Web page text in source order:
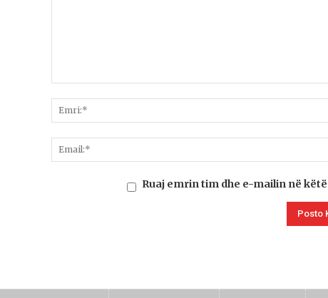
Ruaj emrin tim dhe e-mailin në